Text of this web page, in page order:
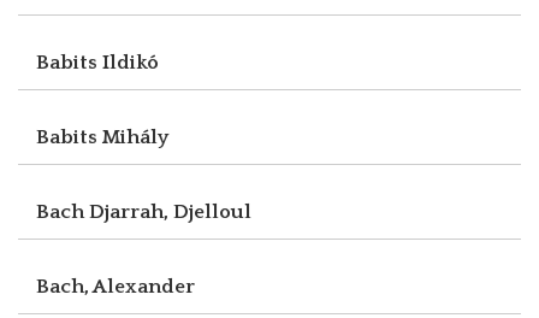
Babits Ildikó
Babits Mihály
Bach Djarrah, Djelloul
Bach, Alexander